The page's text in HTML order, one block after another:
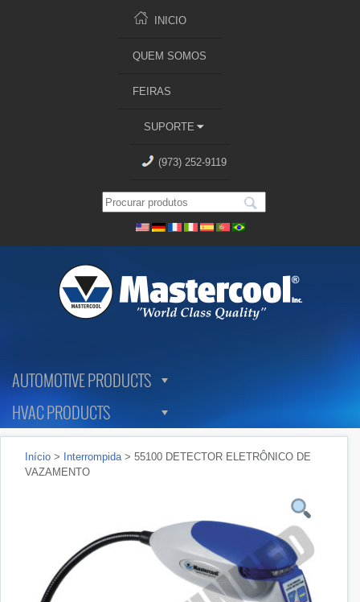
INICIO
QUEM SOMOS
FEIRAS
SUPORTE
(973) 252-9119
AUTOMOTIVE PRODUCTS
HVAC PRODUCTS
Início > Interrompida > 55100 DETECTOR ELETRÔNICO DE
VAZAMENTO